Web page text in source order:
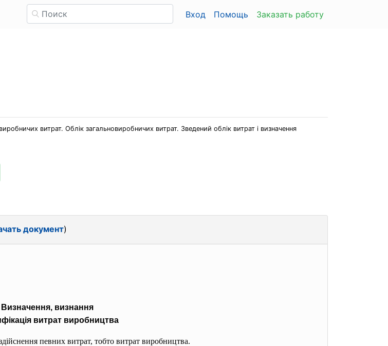
Вход Помощь Заказать работу
витрат. Облік загальновиробничих витрат. Зведений облік витрат і визначення
документ)
Визначення, визнання
витрат виробництва
певних витрат, тобто витрат виробництва.